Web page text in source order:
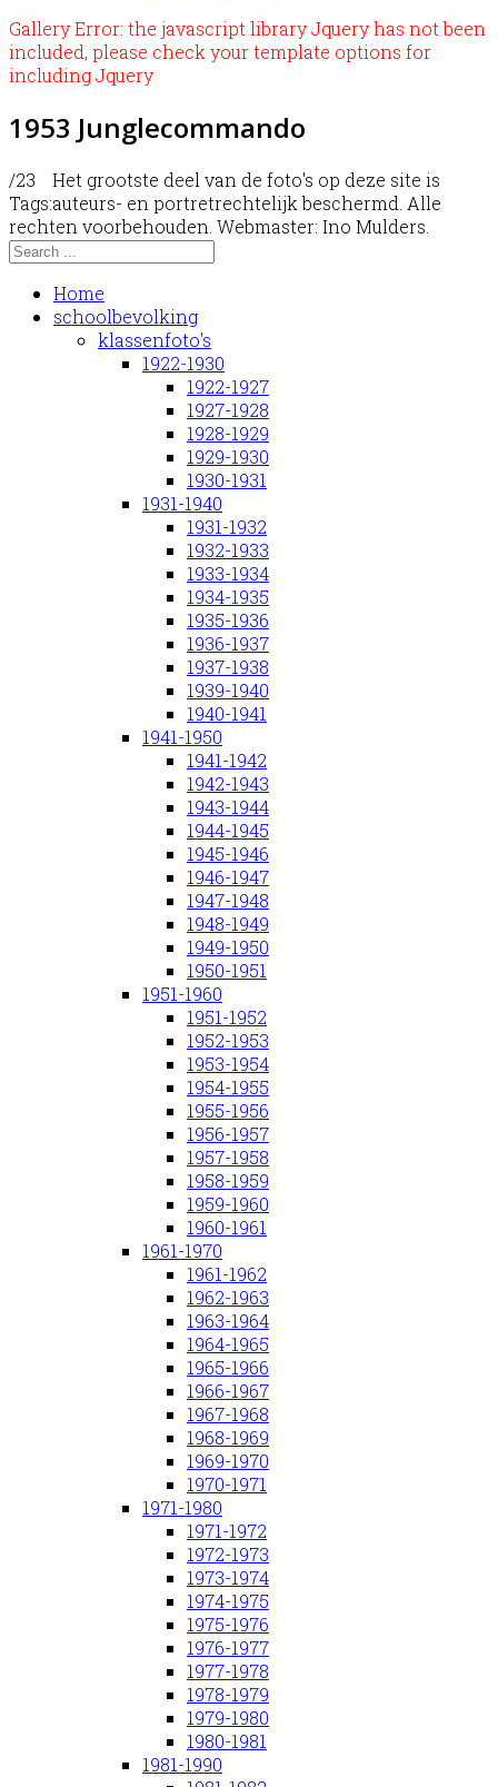
Gallery Error: the javascript library Jquery has not been
included, please check your template options for
including Jquery
1953 Junglecommando
/23
Tags:
Het grootste deel van de foto's op deze site is
auteurs- en portretrechtelijk beschermd. Alle
rechten voorbehouden. Webmaster: Ino Mulders.
Home
schoolbevolking
klassenfoto's
1922-1930
1922-1927
1927-1928
1928-1929
1929-1930
1930-1931
1931-1940
1931-1932
1932-1933
1933-1934
1934-1935
1935-1936
1936-1937
1937-1938
1939-1940
1940-1941
1941-1950
1941-1942
1942-1943
1943-1944
1944-1945
1945-1946
1946-1947
1947-1948
1948-1949
1949-1950
1950-1951
1951-1960
1951-1952
1952-1953
1953-1954
1954-1955
1955-1956
1956-1957
1957-1958
1958-1959
1959-1960
1960-1961
1961-1970
1961-1962
1962-1963
1963-1964
1964-1965
1965-1966
1966-1967
1967-1968
1968-1969
1969-1970
1970-1971
1971-1980
1971-1972
1972-1973
1973-1974
1974-1975
1975-1976
1976-1977
1977-1978
1978-1979
1979-1980
1980-1981
1981-1990